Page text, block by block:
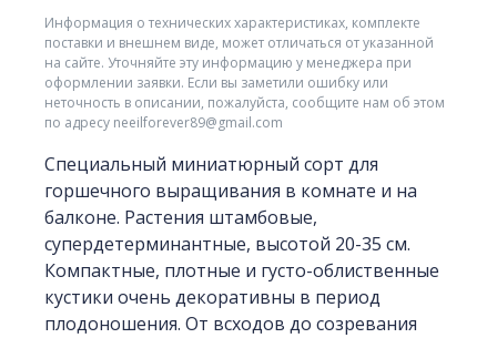
Информация о технических характеристиках, комплекте
поставки и внешнем виде, может отличаться от указанной
на сайте. Уточняйте эту информацию у менеджера при
оформлении заявки. Если вы заметили ошибку или
неточность в описании, пожалуйста, сообщите нам об этом
по адресу neeilforever89@gmail.com
Специальный миниатюрный сорт для
горшечного выращивания в комнате и на
балконе. Растения штамбовые,
супердетерминантные, высотой 20-35 см.
Компактные, плотные и густо-облиственные
кустики очень декоративны в период
плодоношения. От всходов до созревания